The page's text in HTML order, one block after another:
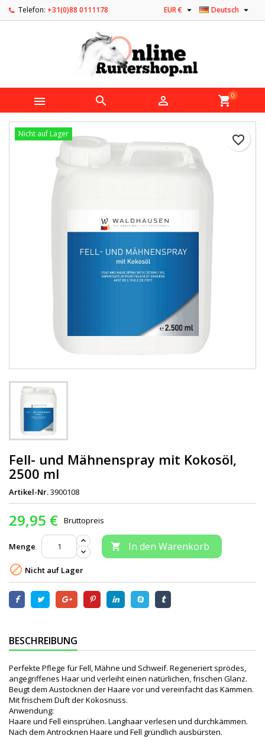
Telefon: +31(0)88 0111178 Deutsch 
EUR € 
   shopping_cart0
favorite_border
Nicht auf Lager
Fell- und Mähnenspray mit Kokosöl,
2500 ml
Artikel-Nr.3900108
29,95 € Bruttopreis
Menge  In den Warenkorb
 Nicht auf Lager
BESCHREIBUNG
Perfekte Pflege für Fell, Mähne und Schweif. Regeneriert sprödes,
angegriffenes Haar und verleiht einen natürlichen, frischen Glanz.
Beugt dem Austocknen der Haare vor und vereinfacht das Kämmen.
Mit frischem Duft der Kokosnuss.
Anwendung:
Haare und Fell einsprühen. Langhaar verlesen und durchkämmen.
Nach dem Antrocknen Haare und Fell gründlich ausbürsten.